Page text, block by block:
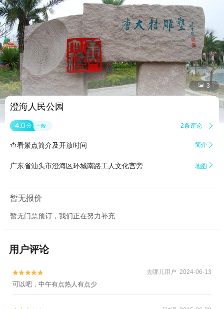
 3
澄海人民公园
4.0 分 一般 2条评论 
查看景点简介及开放时间 简介 
广东省汕头市澄海区环城南路工人文化宫旁 地图 
暂无报价
暂无门票预订，我们正在努力补充
用户评论

 去哪儿用户 2024-06-13
可以吧，中午有点热人有点少
